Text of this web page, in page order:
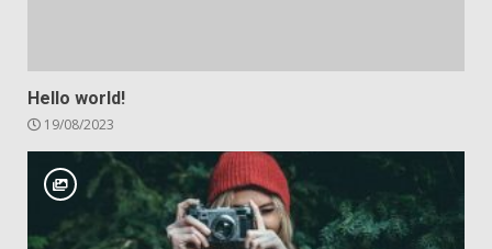
Hello world!
19/08/2023